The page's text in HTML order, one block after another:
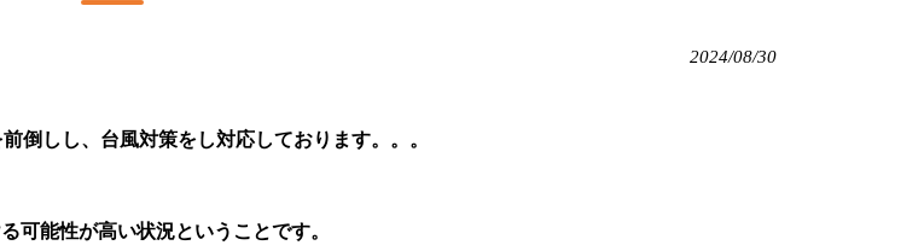
2024/08/30
倒しし、台風対策をし対応しております。。。
可能性が高い状況ということです。